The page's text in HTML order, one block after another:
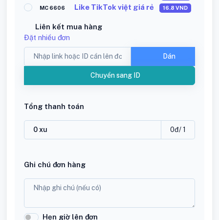
MC 6606 Like TikTok việt giá rẻ 16.8VND
Liên kết mua hàng
Đặt nhiều đơn
Dán
Chuyển sang ID
Tổng thanh toán
0đ/ 1
Ghi chú đơn hàng
Hẹn giờ lên đơn